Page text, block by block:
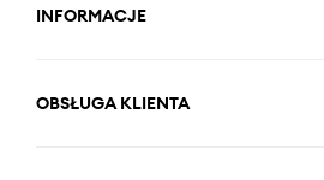
INFORMACJE
OBSŁUGA KLIENTA